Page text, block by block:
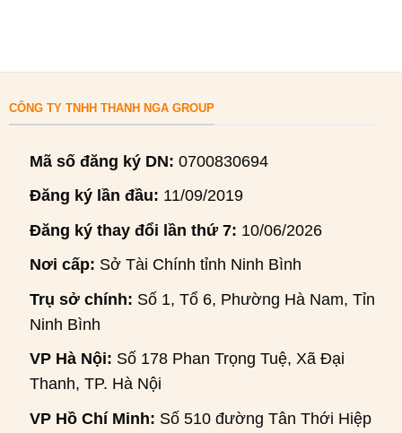
CÔNG TY TNHH THANH NGA GROUP
Mã số đăng ký DN: 0700830694
Đăng ký lần đầu: 11/09/2019
Đăng ký thay đổi lần thứ 7: 10/06/2026
Nơi cấp: Sở Tài Chính tỉnh Ninh Bình
Trụ sở chính: Số 1, Tổ 6, Phường Hà Nam, Tỉnh
Ninh Bình
VP Hà Nội: Số 178 Phan Trọng Tuệ, Xã Đại
Thanh, TP. Hà Nội
VP Hồ Chí Minh: Số 510 đường Tân Thới Hiệp